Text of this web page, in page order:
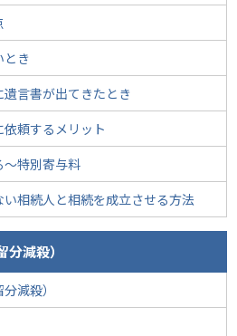
き
言書が出てきたとき
頼するメリット
特別寄与料
相続人と相続を成立させる方法
減殺）
減殺）